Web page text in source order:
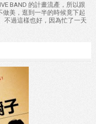
BAND 的計畫流產，所以跟
美，逛到一半的時候竟下起
不過這樣也好，因為忙了一天